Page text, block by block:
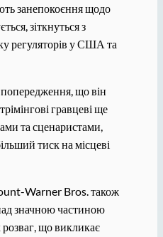
занепокоєння щодо
зіткнуться з
регуляторів у США та
що він
гравцеві ще
та сценаристами,
тиск на місцеві
Warner Bros. також
значною частиною
що викликає